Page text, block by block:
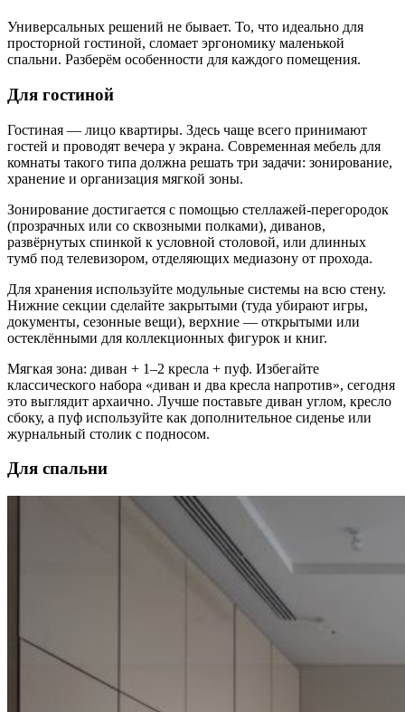
Универсальных решений не бывает. То, что идеально для
просторной гостиной, сломает эргономику маленькой
спальни. Разберём особенности для каждого помещения.
Для гостиной
Гостиная — лицо квартиры. Здесь чаще всего принимают
гостей и проводят вечера у экрана. Современная мебель для
комнаты такого типа должна решать три задачи: зонирование,
хранение и организация мягкой зоны.
Зонирование достигается с помощью стеллажей-перегородок
(прозрачных или со сквозными полками), диванов,
развёрнутых спинкой к условной столовой, или длинных
тумб под телевизором, отделяющих медиазону от прохода.
Для хранения используйте модульные системы на всю стену.
Нижние секции сделайте закрытыми (туда убирают игры,
документы, сезонные вещи), верхние — открытыми или
остеклёнными для коллекционных фигурок и книг.
Мягкая зона: диван + 1–2 кресла + пуф. Избегайте
классического набора «диван и два кресла напротив», сегодня
это выглядит архаично. Лучше поставьте диван углом, кресло
сбоку, а пуф используйте как дополнительное сиденье или
журнальный столик с подносом.
Для спальни